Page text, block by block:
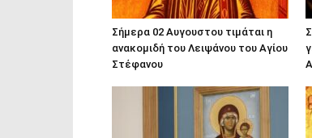
Σήμερα 02 Αυγουστου τιμάται η
ανακομιδή του Λειψάνου του Αγίου
Στέφανου